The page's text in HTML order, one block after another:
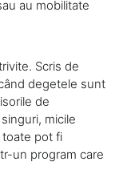
au mobilitate
Scris de
degetele sunt
de
micile
toate pot fi
un program care